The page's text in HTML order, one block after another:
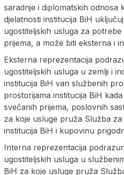
saradnje i diplomatskih odnosa
djelatnosti institucija BiH
ugostiteljskih usluga za
prijema, a može biti eksterna i
Eksterna reprezentacija
ugostiteljskih usluga u zemlji i
institucija BiH van službenih
prostorijama institucija BiH
svečanih prijema, poslovnih
za koje usluge pruža Služba
institucija BiH i kupovinu
Interna reprezentacija
ugostiteljskih usluga u
BiH za koje usluge pruža